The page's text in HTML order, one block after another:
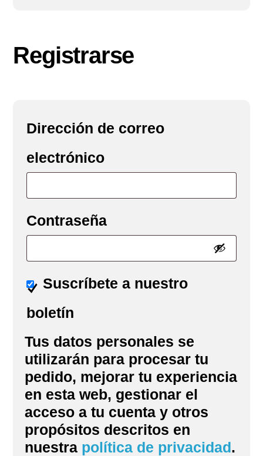
Registrarse
Dirección de correo
electrónico
Contraseña
Suscríbete a nuestro
boletín
Tus datos personales se
utilizarán para procesar tu
pedido, mejorar tu experiencia
en esta web, gestionar el
acceso a tu cuenta y otros
propósitos descritos en
nuestra política de privacidad.